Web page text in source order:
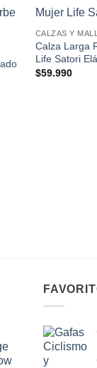
CALZAS Y
Calza Larga
Life Satori
$59.990